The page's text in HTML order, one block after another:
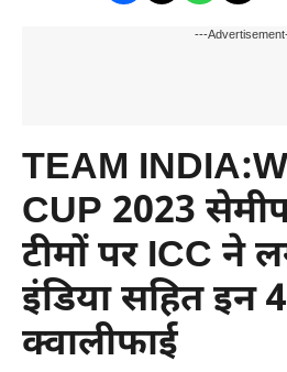
---
TEAM
CUP 2023
टीमों पर ICC ने
इंडिया सहित इन
क्वालीफाई